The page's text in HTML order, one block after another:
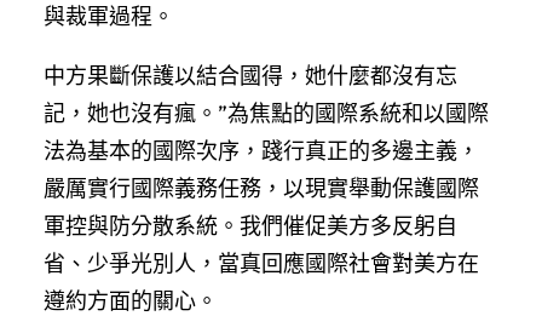
與裁軍過程。
中方果斷保護以結合國得，她什麼都沒有忘
記，她也沒有瘋。”為焦點的國際系統和以國際
法為基本的國際次序，踐行真正的多邊主義，
嚴厲實行國際義務任務，以現實舉動保護國際
軍控與防分散系統。我們催促美方多反躬自
省、少爭光別人，當真回應國際社會對美方在
遵約方面的關心。